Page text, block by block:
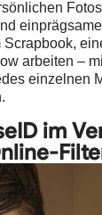
arbeiten –
einzelnen
im